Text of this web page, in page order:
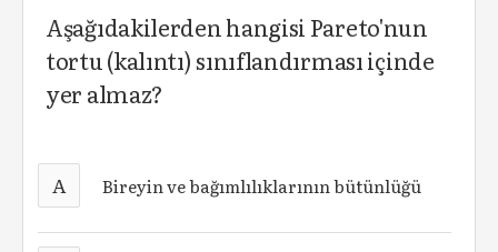
Aşağıdakilerden hangisi Pareto'nun
tortu (kalıntı) sınıflandırması içinde
yer almaz?
A Bireyin ve bağımlılıklarının bütünlüğü